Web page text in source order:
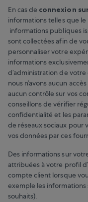
En cas de connexion
informations telles que le
informations publiques
sont collectées afin de
personnaliser votre
informations
d’administration de votre
nous n’avons aucun
aucun contrôle sur vos
conseillons de vérifier
confidentialité et les
de réseaux sociaux pour
vos données par ces
Des informations sur
attribuées à votre profil
compte client lorsque
exemple les
souhaits).